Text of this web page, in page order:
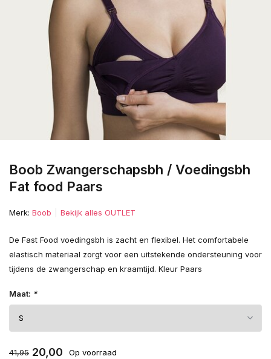
Boob Zwangerschapsbh / Voedingsbh
Fat food Paars
Merk: Boob Bekijk alles OUTLET
De Fast Food voedingsbh is zacht en flexibel. Het comfortabele
elastisch materiaal zorgt voor een uitstekende ondersteuning voor
tijdens de zwangerschap en kraamtijd. Kleur Paars
Maat: *
41,95 20,00 Op voorraad